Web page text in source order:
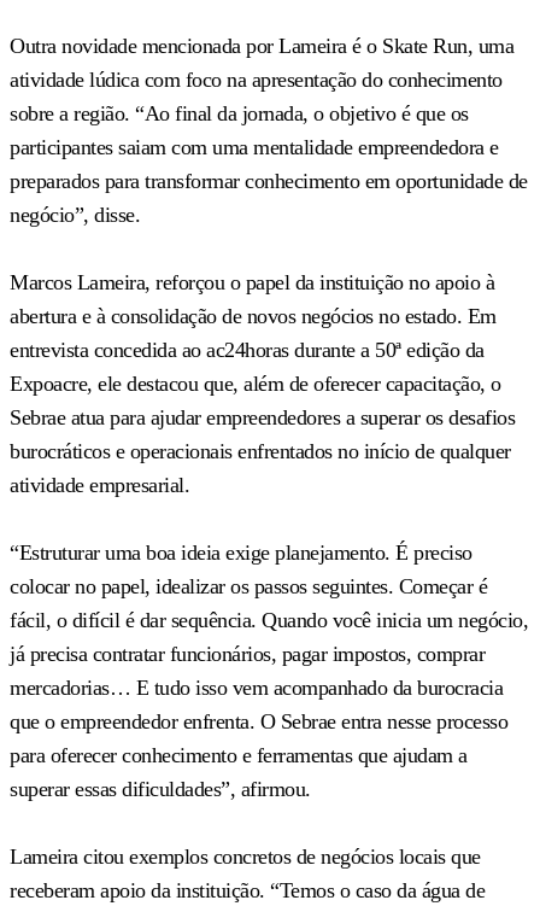
Outra novidade mencionada por Lameira é o Skate Run, uma
atividade lúdica com foco na apresentação do conhecimento
sobre a região. “Ao final da jornada, o objetivo é que os
participantes saiam com uma mentalidade empreendedora e
preparados para transformar conhecimento em oportunidade de
negócio”, disse.
Marcos Lameira, reforçou o papel da instituição no apoio à
abertura e à consolidação de novos negócios no estado. Em
entrevista concedida ao ac24horas durante a 50ª edição da
Expoacre, ele destacou que, além de oferecer capacitação, o
Sebrae atua para ajudar empreendedores a superar os desafios
burocráticos e operacionais enfrentados no início de qualquer
atividade empresarial.
“Estruturar uma boa ideia exige planejamento. É preciso
colocar no papel, idealizar os passos seguintes. Começar é
fácil, o difícil é dar sequência. Quando você inicia um negócio,
já precisa contratar funcionários, pagar impostos, comprar
mercadorias… E tudo isso vem acompanhado da burocracia
que o empreendedor enfrenta. O Sebrae entra nesse processo
para oferecer conhecimento e ferramentas que ajudam a
superar essas dificuldades”, afirmou.
Lameira citou exemplos concretos de negócios locais que
receberam apoio da instituição. “Temos o caso da água de